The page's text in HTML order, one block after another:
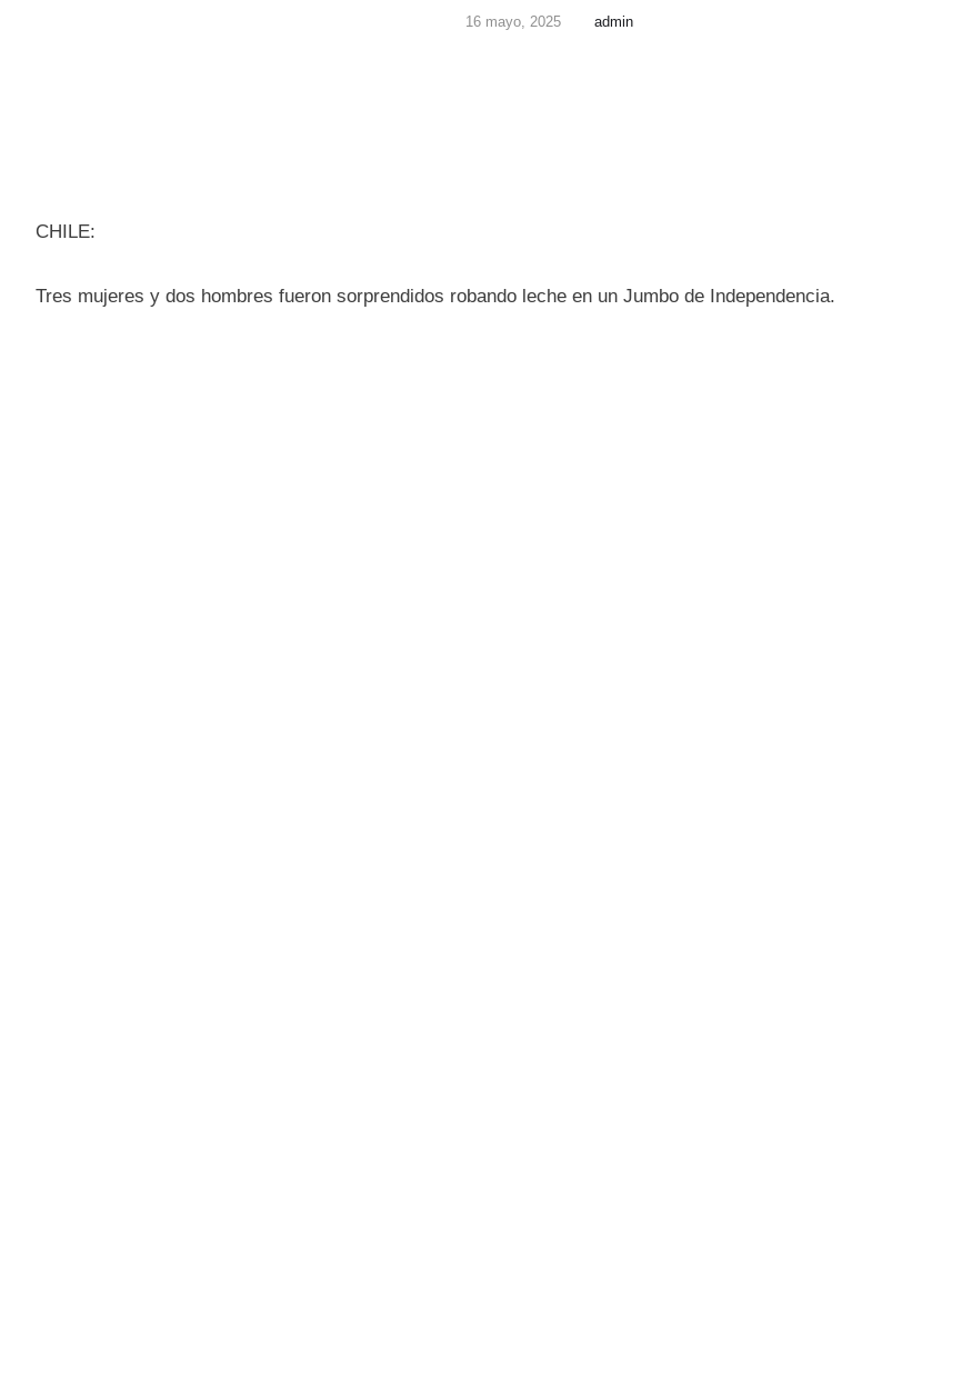
16 mayo, 2025 admin
CHILE:
Tres mujeres y dos hombres fueron sorprendidos robando leche en un Jumbo de Independencia.